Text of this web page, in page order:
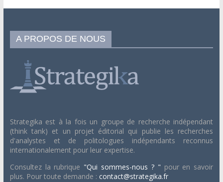
A PROPOS DE NOUS
Strategika est à la fois un groupe de recherche indépendant
(think tank) et un projet éditorial qui publie les recherches
d'analystes et de politologues indépendants reconnus
internationalement pour leur expertise.
Consultez la rubrique "Qui sommes-nous ? " pour en savoir
plus. Pour toute demande : contact@strategika.fr